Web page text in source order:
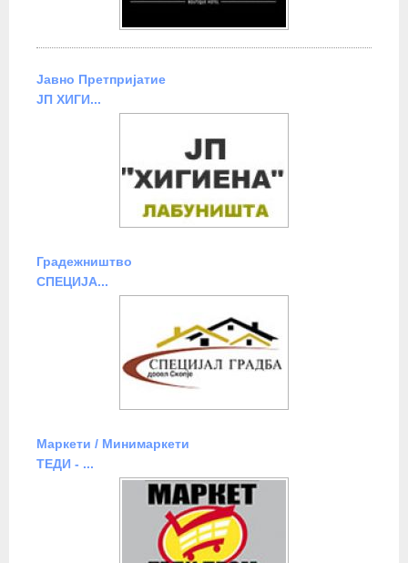
Јавно Претпријатие
ЈП ХИГИ...
Градежништво
СПЕЦИЈА...
Маркети / Минимаркети
ТЕДИ - ...